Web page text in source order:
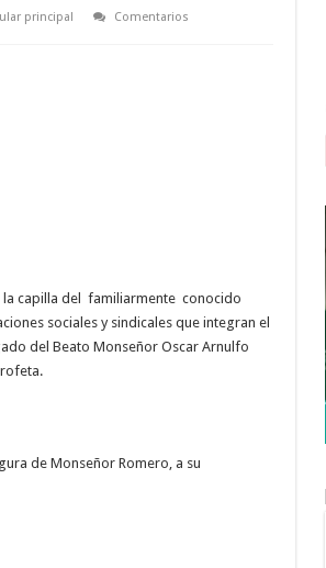
principal
Comentarios
la capilla del familiarmente conocido
sociales y sindicales que integran el
del Beato Monseñor Oscar Arnulfo
de Monseñor Romero, a su